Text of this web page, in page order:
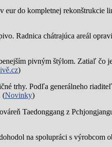
eur do kompletnej rekonštrukcie
Radnica chátrajúca areál
pivným štýlom. Zatiaľ čo
)
trhy. Podľa generálneho
(Novinky)
Taedonggang z
na spolupráci s